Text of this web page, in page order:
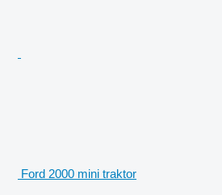
Ford 2000 mini traktor